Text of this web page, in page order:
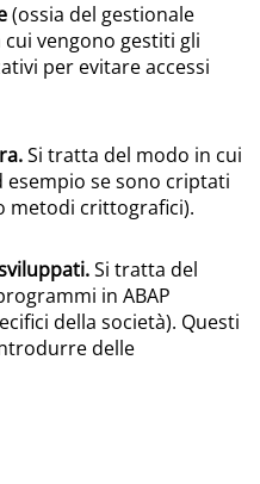
(ossia del gestionale
vengono gestiti gli
per evitare accessi
Si tratta del modo in cui
esempio se sono criptati
metodi crittografici).
Si tratta del
in ABAP
della società). Questi
delle